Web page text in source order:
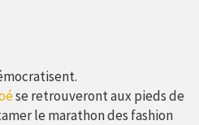
se retrouveront aux pieds de
le marathon des fashion